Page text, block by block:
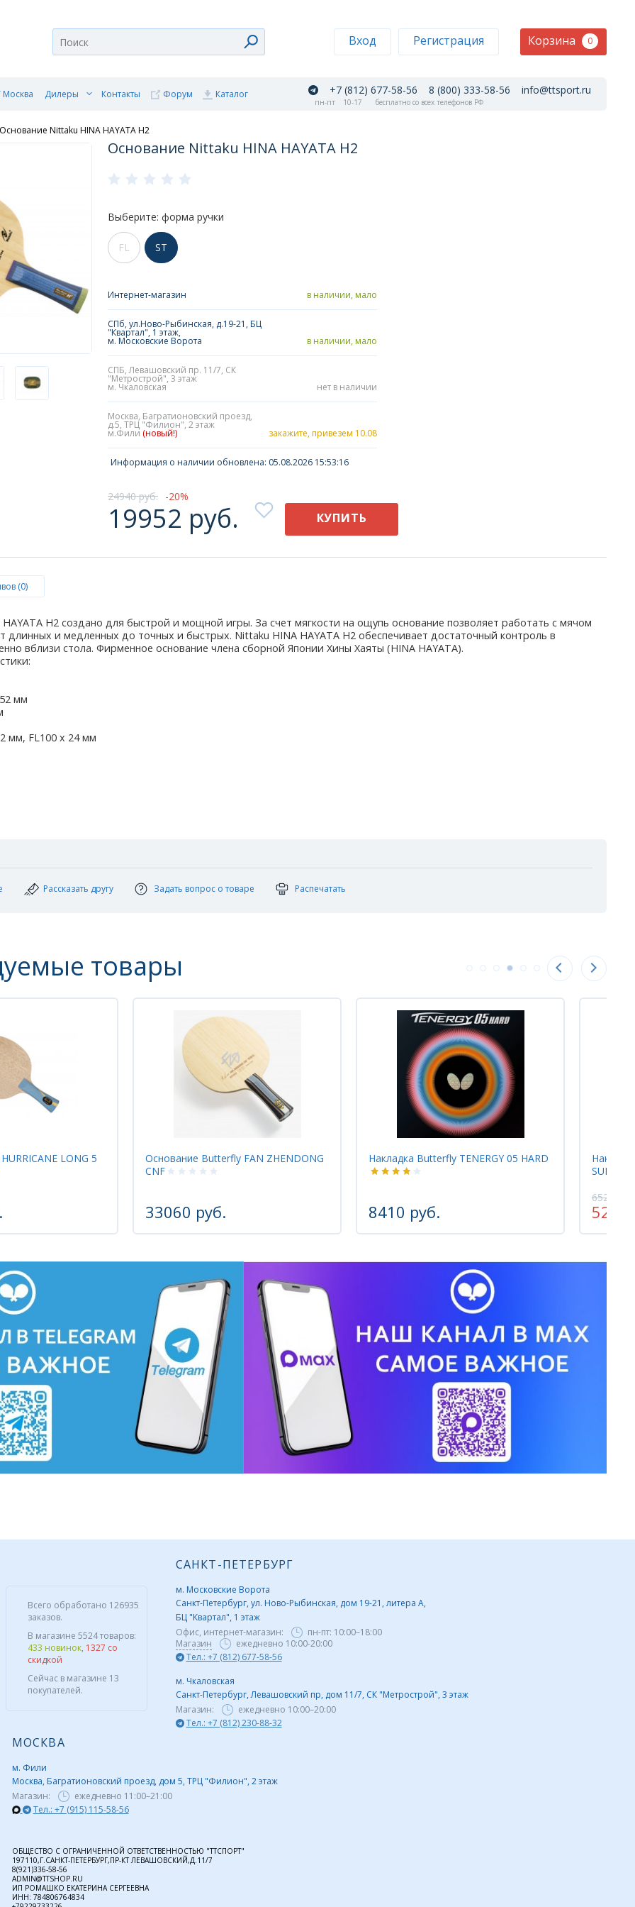
Вход Регистрация Корзина 0
Дилеры Контакты Форум Каталог +7 (812) 677-58-56 8 (800) 333-58-56 info@ttsport.ru
пн-пт 10-17 бесплатно со всех телефонов РФ
Основание Nittaku HINA HAYATA H2
Основание Nittaku HINA HAYATA H2
Выберите: форма ручки
FL ST
Интернет-магазин в наличии, мало
СПб, ул.Ново-Рыбинская, д.19-21, БЦ
"Квартал", 1 этаж,
м. Московские Ворота в наличии, мало
СПБ, Левашовский пр. 11/7, СК
"Метрострой", 3 этаж
м. Чкаловская нет в наличии
Москва, Багратионовский проезд,
д.5, ТРЦ "Филион", 2 этаж
м.Фили (новый!) закажите, привезем 10.08
Информация о наличии обновлена: 05.08.2026 15:53:16
24940 руб. 20
19952 руб. КУПИТЬ
(0)
H2 создано для быстрой и мощной игры. За счет мягкости на ощупь основание позволяет работать с мячом
и медленных до точных и быстрых. Nittaku HINA HAYATA H2 обеспечивает достаточный контроль в
вблизи стола. Фирменное основание члена сборной Японии Хины Хаяты (HINA HAYATA).
мм
мм, FL100 x 24 мм
Рассказать другу Задать вопрос о товаре Распечатать
товары
Основание Butterfly FAN ZHENDONG
Накладка Butterfly TENERGY 05 HARD
Накладка Gewo NEXXUS EL PRO
Всего обработано 126935
заказов.
В магазине 5524 товаров:
433 новинок, 1327 со
скидкой
Сейчас в магазине 13
покупателей.
САНКТ-ПЕТЕРБУРГ
м. Московские Ворота
Санкт-Петербург, ул. Ново-Рыбинская, дом 19-21, литера А,
БЦ "Квартал", 1 этаж
Офис, интернет-магазин:
пн-пт: 10:00–18:00
Магазин
ежедневно 10:00-20:00
Тел.: +7 (812) 677-58-56
м. Чкаловская
Санкт-Петербург, Левашовский пр, дом 11/7, СК "Метрострой", 3 этаж
Магазин:
ежедневно 10:00–20:00
Тел.: +7 (812) 230-88-32
МОСКВА
м. Фили
Москва, Багратионовский проезд, дом 5, ТРЦ "Филион", 2 этаж
Магазин:
ежедневно 11:00–21:00
Тел.: +7 (915) 115-58-56
ОБЩЕСТВО С ОГРАНИЧЕННОЙ ОТВЕТСТВЕННОСТЬЮ "ТТСПОРТ"
197110,Г.САНКТ-ПЕТЕРБУРГ,ПР-КТ ЛЕВАШОВСКИЙ,Д.11/7
8(921)336-58-56
ADMIN@TTSHOP.RU
ИП РОМАШКО ЕКАТЕРИНА СЕРГЕЕВНА
ИНН: 784806764834